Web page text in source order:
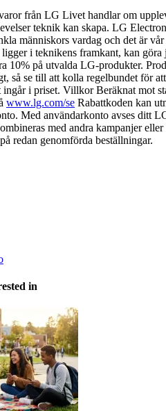
från LG Livet handlar om
teknik kan skapa. LG
människors vardag och det är
i teknikens framkant, kan göra
10% på utvalda LG-produkter.
så se till att kolla regelbundet för
i priset. Villkor Beräknat mot
www.lg.com/se Rabattkoden kan
Med användarkonto avses ditt
med andra kampanjer eller
redan genomförda beställningar.
in